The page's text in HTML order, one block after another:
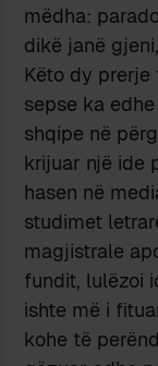
mëdha:
dikë janë
Këto dy
sepse ka
shqipe në
krijuar një ide
hasen në
studimet
magjistrale
fundit, lulëzoi
ishte më i
kohe të